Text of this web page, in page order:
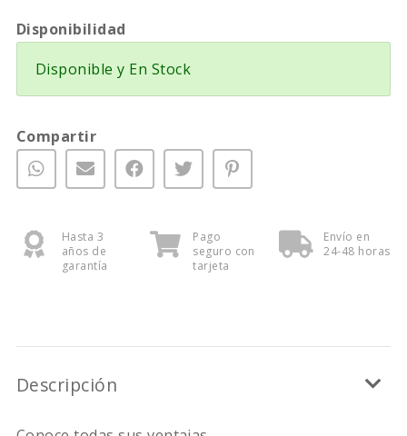
Disponibilidad
Disponible y En Stock
Compartir
Hasta 3
años de
garantía
Pago
seguro con
tarjeta
Envío en
24-48 horas
Descripción